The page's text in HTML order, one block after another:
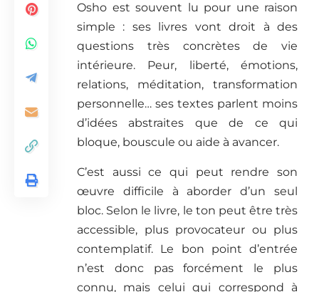
Osho est souvent lu pour une raison
simple : ses livres vont droit à des
questions très concrètes de vie
intérieure. Peur, liberté, émotions,
relations, méditation, transformation
personnelle… ses textes parlent moins
d’idées abstraites que de ce qui
bloque, bouscule ou aide à avancer.
C’est aussi ce qui peut rendre son
œuvre difficile à aborder d’un seul
bloc. Selon le livre, le ton peut être très
accessible, plus provocateur ou plus
contemplatif. Le bon point d’entrée
n’est donc pas forcément le plus
connu, mais celui qui correspond à